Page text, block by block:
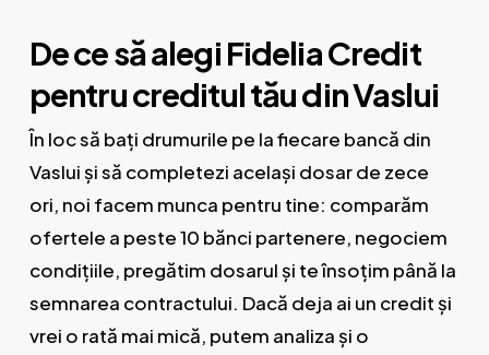
De ce să alegi Fidelia Credit
pentru creditul tău din Vaslui
În loc să baţi drumurile pe la fiecare bancă din
Vaslui și să completezi același dosar de zece
ori, noi facem munca pentru tine: comparăm
ofertele a peste 10 bănci partenere, negociem
condițiile, pregătim dosarul și te însoțim până la
semnarea contractului. Dacă deja ai un credit și
vrei o rată mai mică, putem analiza și o